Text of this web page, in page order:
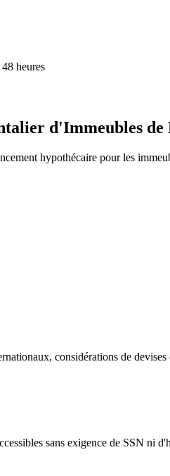
heures
d'Immeubles de
hypothécaire pour les
considérations de
sans exigence de SSN ni